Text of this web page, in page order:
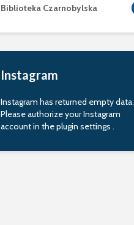
Biblioteka Czarnobylska
Instagram
Instagram has returned empty data.
Please authorize your Instagram
account in theplugin settings .